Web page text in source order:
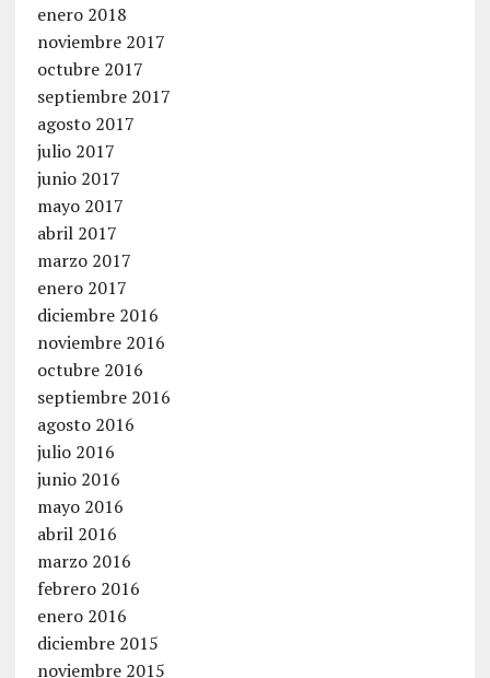
enero 2018
noviembre 2017
octubre 2017
septiembre 2017
agosto 2017
julio 2017
junio 2017
mayo 2017
abril 2017
marzo 2017
enero 2017
diciembre 2016
noviembre 2016
octubre 2016
septiembre 2016
agosto 2016
julio 2016
junio 2016
mayo 2016
abril 2016
marzo 2016
febrero 2016
enero 2016
diciembre 2015
noviembre 2015